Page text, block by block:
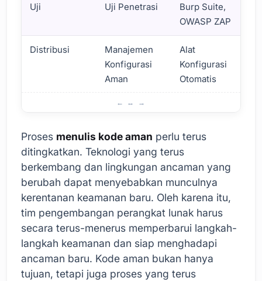
Uji Uji Penetrasi
Burp Suite,
OWASP ZAP
Distribusi
Manajemen
Konfigurasi
Aman
Alat
Konfigurasi
Otomatis
Proses menulis kode aman perlu terus
ditingkatkan. Teknologi yang terus
berkembang dan lingkungan ancaman yang
berubah dapat menyebabkan munculnya
kerentanan keamanan baru. Oleh karena itu,
tim pengembangan perangkat lunak harus
secara terus-menerus memperbarui langkah-
langkah keamanan dan siap menghadapi
ancaman baru. Kode aman bukan hanya
tujuan, tetapi juga proses yang terus